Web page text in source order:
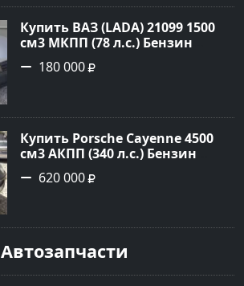
№3746 на сайте Авторынок23
Купить ВАЗ (LADA) 21099 1500
см3 МКПП (78 л.с.) Бензин
инжектор в Гостагаевская :
цвет Серебряный Седан 2001
Авторынок23
180 000
Купить Porsche Cayenne 4500
см3 АКПП (340 л.с.) Бензин
турбонаддув в Новороссийск:
цвет черный Внедорожник
сайте Авторынок23
620 000
Автозапчасти